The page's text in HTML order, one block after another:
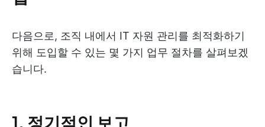
다음으로, 조직 내에서 IT 자원 관리를 최적화하기
위해 도입할 수 있는 몇 가지 업무 절차를 살펴보겠
습니다.
1. 정기적인 보고